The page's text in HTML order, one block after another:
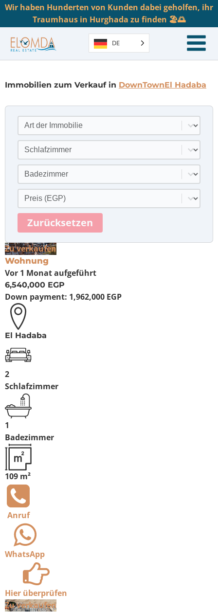
Wir haben Hunderten von Kunden dabei geholfen, ihr
Traumhaus in Hurghada zu finden 🏖️🌅
DE
Immobilien zum Verkauf in DownTownEl Hadaba
Art der Immobilie
Inhalt auswählen
Schlafzimmer
Inhalt auswählen
Badezimmer
Inhalt auswählen
Preis
Inhalt auswählen
Zurücksetzen
Zu verkaufen
Wohnung
Vor 1 Monataufgeführt
6,540,000 EGP
Down payment: 1,962,000 EGP
El Hadaba
2
Schlafzimmer
1
Badezimmer
109 m²
Anruf
WhatsApp
Hier überprüfen
Zu verkaufen